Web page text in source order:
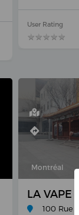
User Rating
★★★★★
★★★★★
Montréal
LA VAPE
100 Rue